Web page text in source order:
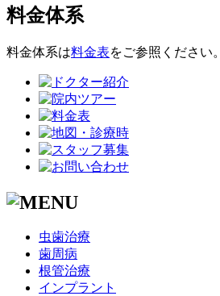
料金体系
料金体系は料金表をご参照ください。
虫歯治療
歯周病
根管治療
インプラント